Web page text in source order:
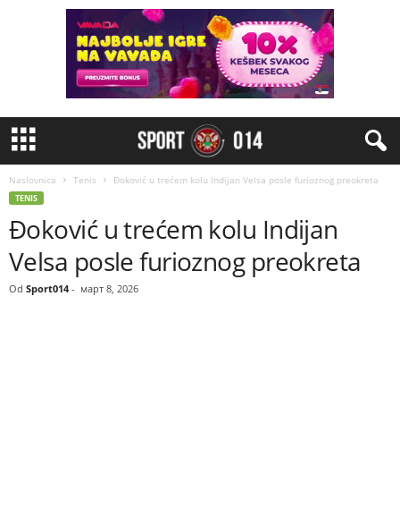
Naslovnica Tenis Đoković u trećem kolu Indijan Velsa posle furioznog preokreta
TENIS
Đoković u trećem kolu Indijan
Velsa posle furioznog preokreta
Od Sport014- март 8, 2026